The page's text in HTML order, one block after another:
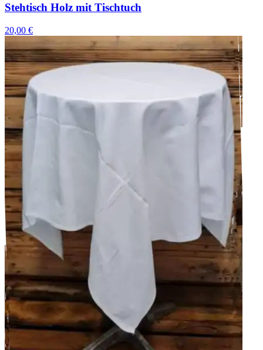
Stehtisch Holz mit Tischtuch
20,00 €